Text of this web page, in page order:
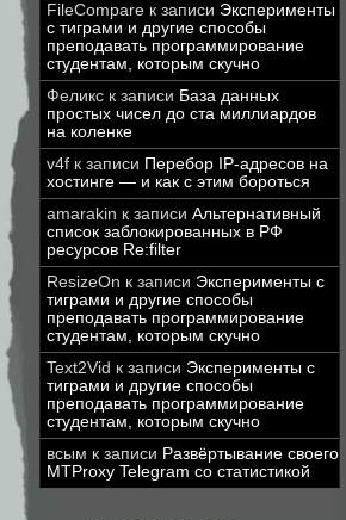
FileCompare к записи Эксперименты
с тиграми и другие способы
преподавать программирование
студентам, которым скучно
Феликс к записи База данных
простых чисел до ста миллиардов
на коленке
v4f к записи Перебор IP-адресов на
хостинге — и как с этим бороться
amarakin к записи Альтернативный
список заблокированных в РФ
ресурсов Re:filter
ResizeOn к записи Эксперименты с
тиграми и другие способы
преподавать программирование
студентам, которым скучно
Text2Vid к записи Эксперименты с
тиграми и другие способы
преподавать программирование
студентам, которым скучно
всым к записи Развёртывание своего
MTProxy Telegram со статистикой